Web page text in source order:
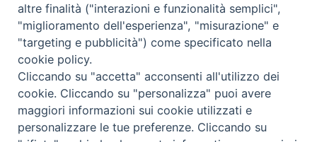
DOCUMENTI
CONTATTI
Copyright © 2018 Diocesi di Foligno /Curia . Piazza Mons. Faloci 3 - 06034
tel. 0742 350473 fax 0742 349021 email: info@diocesidifoligno.it . pec:
diocesidifoligno@pec.it
altre finalità ("interazioni e funzionalità semplici",
"miglioramento dell'esperienza", "misurazione" e
"targeting e pubblicità") come specificato nella
cookie policy.
Cliccando su "accetta" acconsenti all'utilizzo dei
cookie. Cliccando su "personalizza" puoi avere
maggiori informazioni sui cookie utilizzati e
personalizzare le tue preferenze. Cliccando su